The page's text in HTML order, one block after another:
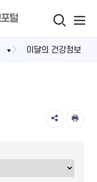
이달의 건강정보